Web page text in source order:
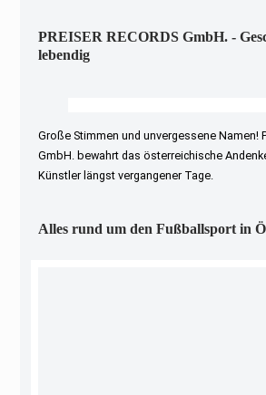
PREISER RECORDS GmbH. -
lebendig
Große Stimmen und unvergessene Namen!
GmbH. bewahrt das österreichische
Künstler längst vergangener Tage.
Alles rund um den Fußballsport in